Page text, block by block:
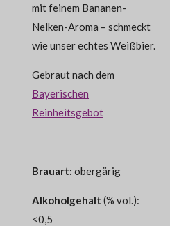
mit feinem Bananen-
Nelken-Aroma – schmeckt
wie unser echtes Weißbier.
Gebraut nach dem
Bayerischen
Reinheitsgebot
Brauart: obergärig
Alkoholgehalt (% vol.):
<0,5